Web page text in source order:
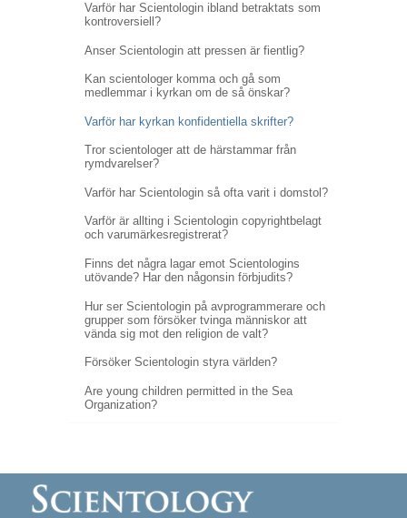
Varför har Scientologin ibland betraktats som
kontroversiell?
Anser Scientologin att pressen är fientlig?
Kan scientologer komma och gå som
medlemmar i kyrkan om de så önskar?
Varför har kyrkan konfidentiella skrifter?
Tror scientologer att de härstammar från
rymdvarelser?
Varför har Scientologin så ofta varit i domstol?
Varför är allting i Scientologin copyrightbelagt
och varumärkesregistrerat?
Finns det några lagar emot Scientologins
utövande? Har den någonsin förbjudits?
Hur ser Scientologin på avprogrammerare och
grupper som försöker tvinga människor att
vända sig mot den religion de valt?
Försöker Scientologin styra världen?
Are young children permitted in the Sea
Organization?